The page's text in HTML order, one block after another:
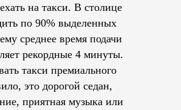
на такси. В столице
по 90% выделенных
среднее время подачи
рекордные 4 минуты.
такси премиального
это дорогой седан,
приятная музыка или